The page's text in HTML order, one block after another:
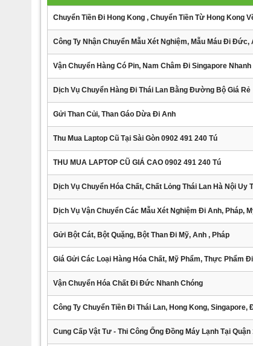
Chuyển Tiền Đi Hong Kong , Chuyển Tiền Từ Hong Kong
Công Ty Nhận Chuyển Mẫu Xét Nghiệm, Mẫu Máu Đi Đức,
Vận Chuyển Hàng Có Pin, Nam Châm Đi Singapore
Dịch Vụ Chuyển Hàng Đi Thái Lan Bằng Đường Bộ Giá Rẻ
Gửi Than Củi, Than Gáo Dừa Đi Anh
Thu Mua Laptop Cũ Tại Sài Gòn 0902 491 240 Tú
THU MUA LAPTOP CŨ GIÁ CAO 0902 491 240 Tú
Dịch Vụ Chuyển Hóa Chất, Chất Lỏng Thái Lan Hà Nội Uy
Dịch Vụ Vận Chuyển Các Mẫu Xét Nghiệm Đi Anh, Pháp,
Gửi Bột Cát, Bột Quặng, Bột Than Đi Mỹ, Anh , Pháp
Giá Gửi Các Loại Hàng Hóa Chất, Mỹ Phẩm, Thực Phẩm
Vận Chuyển Hóa Chất Đi Đức Nhanh Chóng
Công Ty Chuyển Tiền Đi Thái Lan, Hong Kong, Singapore,
Cung Cấp Vật Tư - Thi Công Ống Đồng Máy Lạnh Tại